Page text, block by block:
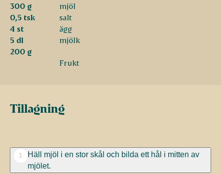
300 g
mjöl
0,5 tsk
salt
4 st
ägg
5 dl
mjölk
200 g
Frukt
Tillagning
1
Häll mjöl i en stor skål och bilda ett hål i mitten av
mjölet.